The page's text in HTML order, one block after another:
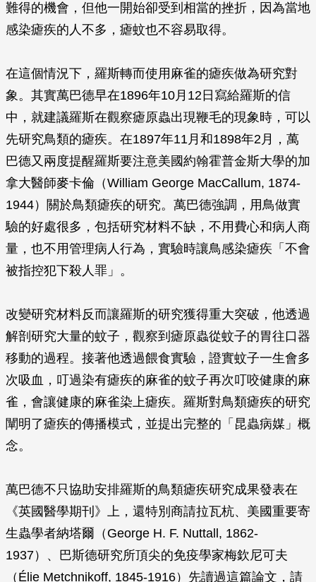
難得的機會，但他一開始卻受到相當的挫折，因為當地
感染瘧疾的人不多，瘧蚊也不容易取得。
在這個情況下，羅斯轉而使用麻雀的瘧疾做為研究對
象。其實萬巴德早在1896年10月12日寫給羅斯的信
中，就建議羅斯在觀察瘧原蟲出現鞭毛的現象時，可以
先研究鳥類的瘧疾。在1897年11月和1898年2月，萬
巴德又兩度提醒羅斯要注意美國約翰霍普金斯大學的加
拿大醫師麥卡倫（William George MacCallum, 1874-
1944）關於鳥類瘧疾的研究。萬巴德強調，用鳥做實
驗的好處很多，包括研究材料不缺，不用費心和病人商
量，也不用管理病人行為，實驗時讓鳥感染瘧疾「不會
被指控犯下殺人罪」。
改變研究材料反而讓羅斯的研究獲得重大突破，他透過
解剖研究大量的蚊子，觀察到瘧原蟲從蚊子的胃往口器
移動的過程。接著他透過餵食實驗，證實蚊子一生會多
次吸血，叮過染有瘧疾的麻雀的蚊子再次叮咬健康的麻
雀，會讓健康的麻雀染上瘧疾。羅斯對鳥類瘧疾的研究
闡明了瘧疾的傳播模式，並提出完整的「昆蟲病媒」概
念。
萬巴德不只協助安排羅斯的鳥類瘧疾研究成果發表在
《英國醫學期刊》上，還特別商請拉瓦杭、美國重要寄
生蟲學者納塔爾（George H. F. Nuttall, 1862-
1937）、巴斯德研究所頂尖的免疫學家梅欽尼可夫
（Élie Metchnikoff, 1845-1916）先讀過這篇論文，請